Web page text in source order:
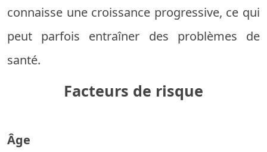
connaisse une croissance progressive, ce qui
peut parfois entraîner des problèmes de
santé.
Facteurs de risque
Âge